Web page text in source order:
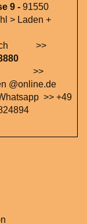
9 - 91550
> Laden +
>>
>>
@online.de
>> +49